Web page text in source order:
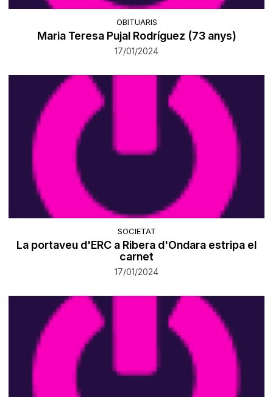
OBITUARIS
Maria Teresa Pujal Rodríguez (73 anys)
17/01/2024
SOCIETAT
La portaveu d'ERC a Ribera d'Ondara estripa el
carnet
17/01/2024